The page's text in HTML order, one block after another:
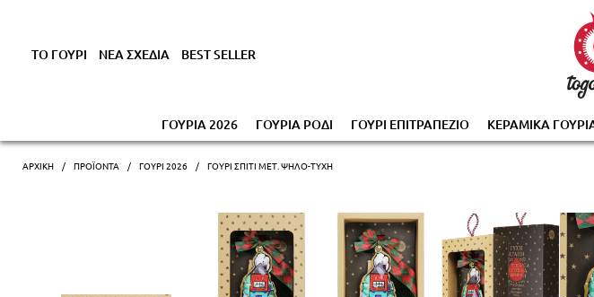
Έκπτωση έως -10% με την αγορά 2 ή
ΤΟ ΓΟΥΡΙ ΝΕΑ ΣΧΕΔΙΑ BEST SELLER
ΓΟΥΡΙΑ 2026 ΓΟΥΡΙΑ ΡΟΔΙ ΓΟΥΡΙ ΕΠΙΤΡΑΠΕΖΙΟ ΚΕΡΑΜΙΚΑ
ΑΡΧΙΚΗ ΠΡΟΪΌΝΤΑ ΓΟΎΡΙ 2026 ΓΟΎΡΙ ΣΠΊΤΙ ΜΕΤ. ΨΗΛΌ-ΤΥΧΗ